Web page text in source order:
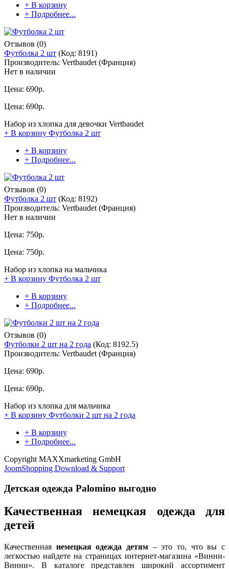
+ В корзину
+ Подробнее...
Отзывов (0)
Футболка 2 шт (Код: 8191)
Производитель: Vertbaudet (Франция)
Нет в наличии
Цена: 690р.
Цена: 690р.
Набор из хлопка для девочки Vertbaudet
+ В корзину Футболка 2 шт
+ В корзину
+ Подробнее...
Отзывов (0)
Футболка 2 шт (Код: 8192)
Производитель: Vertbaudet (Франция)
Нет в наличии
Цена: 750р.
Цена: 750р.
Набор из хлопка на мальчика
+ В корзину Футболка 2 шт
+ В корзину
+ Подробнее...
Отзывов (0)
Футболки 2 шт на 2 года (Код: 8192.5)
Производитель: Vertbaudet (Франция)
Цена: 690р.
Цена: 690р.
Набор из хлопка для мальчика
+ В корзину Футболки 2 шт на 2 года
+ В корзину
+ Подробнее...
Copyright MAXXmarketing GmbH
JoomShopping Download & Support
Детская одежда Palomino выгодно
Качественная немецкая одежда для
детей
Качественная немецкая одежда детям – это то, что вы с
легкостью найдете на страницах интернет-магазина «Винни-
Винни». В каталоге представлен широкий ассортимент